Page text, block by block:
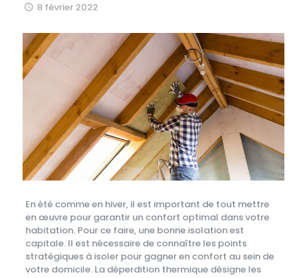
8 février 2022
En été comme en hiver, il est important de tout mettre
en œuvre pour garantir un confort optimal dans votre
habitation. Pour ce faire, une bonne isolation est
capitale. Il est nécessaire de connaître les points
stratégiques à isoler pour gagner en confort au sein de
votre domicile. La déperdition thermique désigne les